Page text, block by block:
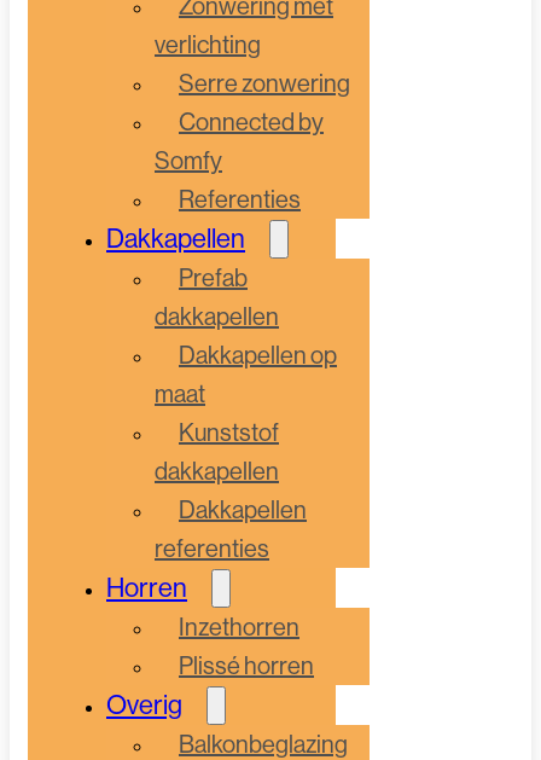
verlichting
Serre zonwering
Connected by
Somfy
Referenties
Dakkapellen
Prefab
dakkapellen
Dakkapellen op
maat
Kunststof
dakkapellen
Dakkapellen
referenties
Horren
Inzethorren
Plissé horren
Overig
Balkonbeglazing